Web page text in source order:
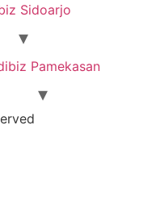
Sidoarjo
Pamekasan